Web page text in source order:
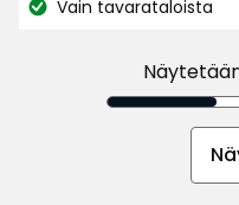
2,99
KatsoVain tavarataloista